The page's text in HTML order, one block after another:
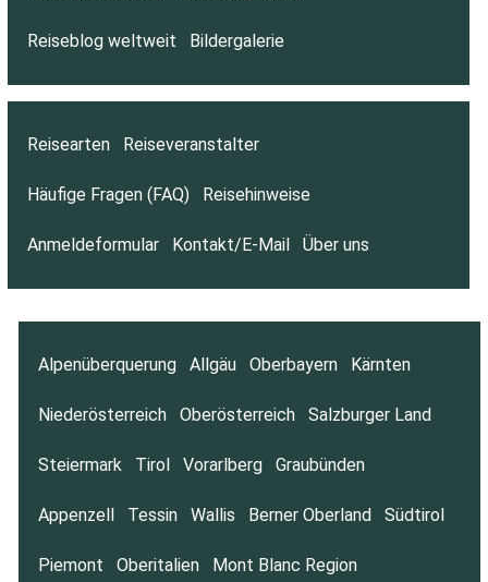
Reiseblog weltweit Bildergalerie
Reisearten Reiseveranstalter
Häufige Fragen (FAQ) Reisehinweise
Anmeldeformular Kontakt/E-Mail Über uns
Alpenüberquerung Allgäu Oberbayern Kärnten
Niederösterreich Oberösterreich Salzburger Land
Steiermark Tirol Vorarlberg Graubünden
Appenzell Tessin Wallis Berner Oberland Südtirol
Piemont Oberitalien Mont Blanc Region